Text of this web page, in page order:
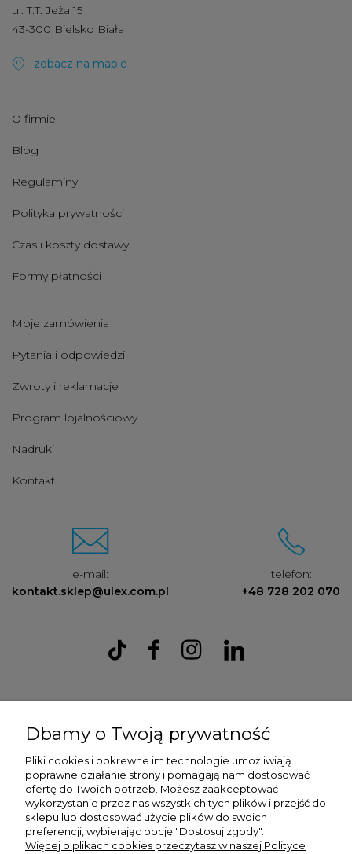
ul. T.T. Jeża 15
43-300 Bielsko Biała
zobacz na mapie
O firmie
Blog
Regulaminy
Polityka prywatności
Czas i koszty dostawy
Formy płatności
Moje zamówienia
Pytania i odpowiedzi
Zwroty i reklamacje
Program lojalnościowy
Nadruki
Kontakt
e-mail:
kontakt.sklep@ulex.com.pl
telefon:
+48 728 202 070
Ulex Sp. z O.O. , ul. T.T. Jeża 15, 43-300 Bielsko Biała, woj. śląskie,
9372470787
Dbamy o Twoją prywatność
Pliki cookies i pokrewne im technologie umożliwiają
poprawne działanie strony i pomagają nam dostosować
ofertę do Twoich potrzeb. Możesz zaakceptować
wykorzystanie przez nas wszystkich tych plików i przejść do
sklepu lub dostosować użycie plików do swoich
preferencji, wybierając opcję "Dostosuj zgody".
Więcej o plikach cookies przeczytasz w naszej Polityce